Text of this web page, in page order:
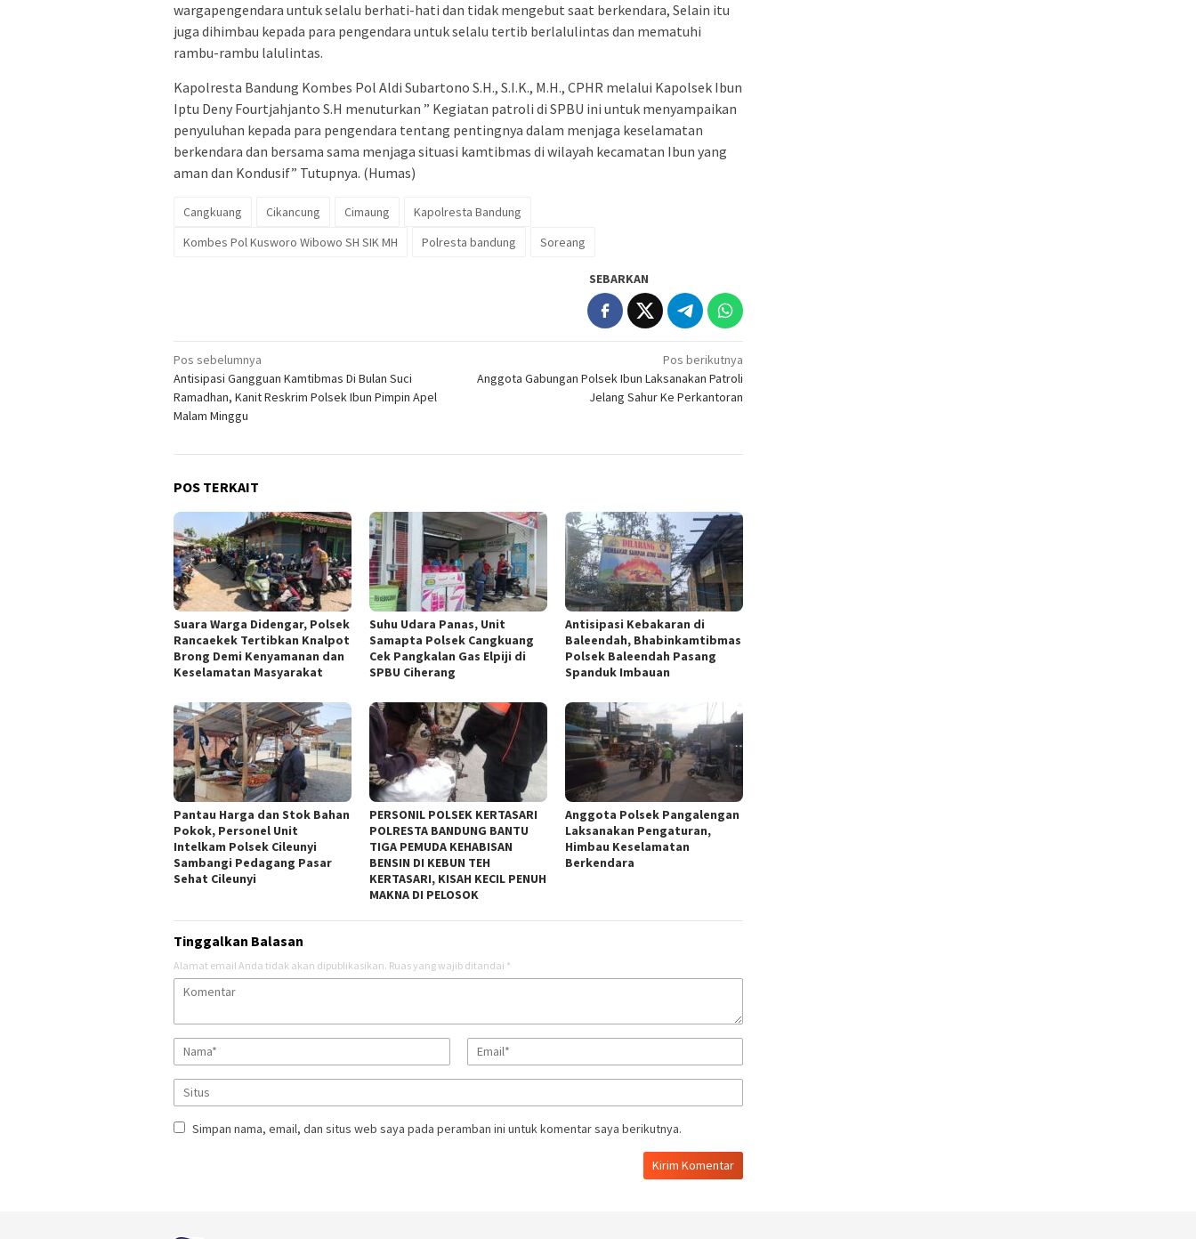
wargapengendara untuk selalu berhati-hati dan tidak mengebut saat berkendara, Selain itu
juga dihimbau kepada para pengendara untuk selalu tertib berlalulintas dan mematuhi
rambu-rambu lalulintas.
Kapolresta Bandung Kombes Pol Aldi Subartono S.H., S.I.K., M.H., CPHR melalui Kapolsek Ibun
Iptu Deny Fourtjahjanto S.H menuturkan ” Kegiatan patroli di SPBU ini untuk menyampaikan
penyuluhan kepada para pengendara tentang pentingnya dalam menjaga keselamatan
berkendara dan bersama sama menjaga situasi kamtibmas di wilayah kecamatan Ibun yang
aman dan Kondusif” Tutupnya. (Humas)
Cangkuang Cikancung Cimaung
Kapolresta Bandung
Kombes Pol Kusworo Wibowo SH SIK MH
Polresta bandung Soreang
SEBARKAN
Navigasi
pos
Pos sebelumnya
Antisipasi Gangguan Kamtibmas Di Bulan Suci
Ramadhan, Kanit Reskrim Polsek Ibun Pimpin Apel
Malam Minggu
Pos berikutnya
Anggota Gabungan Polsek Ibun Laksanakan Patroli
Jelang Sahur Ke Perkantoran
POS TERKAIT
Suara Warga Didengar, Polsek
Rancaekek Tertibkan Knalpot
Brong Demi Kenyamanan dan
Keselamatan Masyarakat
Suhu Udara Panas, Unit
Samapta Polsek Cangkuang
Cek Pangkalan Gas Elpiji di
SPBU Ciherang
Antisipasi Kebakaran di
Baleendah, Bhabinkamtibmas
Polsek Baleendah Pasang
Spanduk Imbauan
Pantau Harga dan Stok Bahan
Pokok, Personel Unit
Intelkam Polsek Cileunyi
Sambangi Pedagang Pasar
Sehat Cileunyi
PERSONIL POLSEK KERTASARI
POLRESTA BANDUNG BANTU
TIGA PEMUDA KEHABISAN
BENSIN DI KEBUN TEH
KERTASARI, KISAH KECIL PENUH
MAKNA DI PELOSOK
Anggota Polsek Pangalengan
Laksanakan Pengaturan,
Himbau Keselamatan
Berkendara
Tinggalkan Balasan
Alamat email Anda tidak akan dipublikasikan. Ruas yang wajib ditandai *
Simpan nama, email, dan situs web saya pada peramban ini untuk komentar saya berikutnya.